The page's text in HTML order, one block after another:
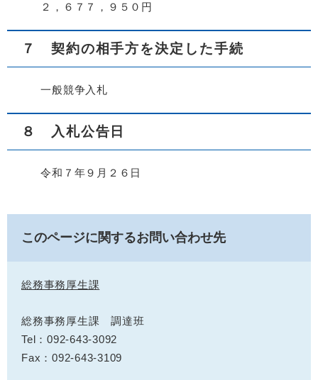
２，６７７，９５０円
７ 契約の相手方を決定した手続
一般競争入札
８ 入札公告日
令和７年９月２６日
このページに関するお問い合わせ先
総務事務厚生課
総務事務厚生課 調達班
Tel：092-643-3092
Fax：092-643-3109